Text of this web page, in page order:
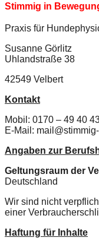
Stimmig in
Praxis für
Susanne Görlitz
Uhlandstraße 38
42549 Velbert
Kontakt
Mobil: 0170 – 49 40
E-Mail:
Angaben zur
Geltungsraum der
Deutschland
Wir sind nicht
einer
Haftung für Inhalte